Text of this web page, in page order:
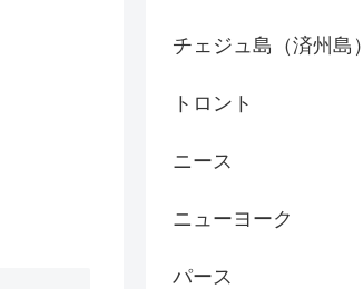
チェジュ島（済州島）
トロント
ニース
ニューヨーク
パース